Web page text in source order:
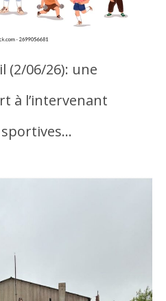
(2/06/26): une
à l’intervenant